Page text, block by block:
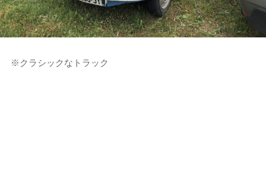
※クラシックなトラック